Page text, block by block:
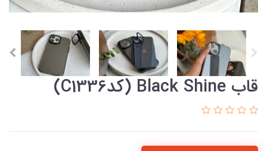
قاب Black Shine (کدC1336)